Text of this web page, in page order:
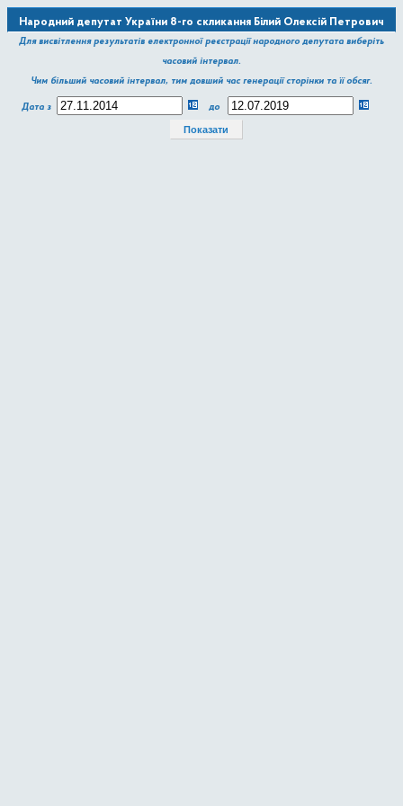
Народний депутат України 8-го скликання Білий Олексій Петрович
Для висвітлення результатів електронної реєстрації народного депутата виберіть
часовий інтервал.
Чим більший часовий інтервал, тим довший час генерації сторінки та її обсяг.
Дата з до